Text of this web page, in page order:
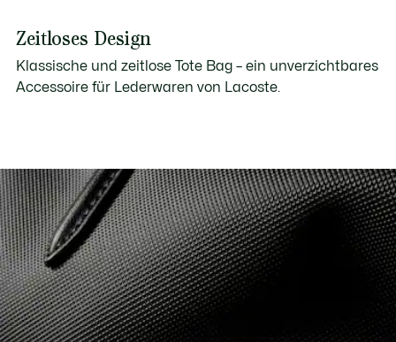
Zeitloses Design
Klassische und zeitlose Tote Bag – ein unverzichtbares
Accessoire für Lederwaren von Lacoste.